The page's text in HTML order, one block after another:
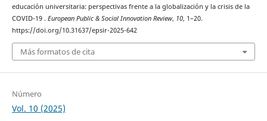
educación universitaria: perspectivas frente a la globalización y la crisis de la
COVID-19 . European Public & Social Innovation Review, 10, 1–20.
https://doi.org/10.31637/epsir-2025-642
Más formatos de cita
Número
Vol. 10 (2025)